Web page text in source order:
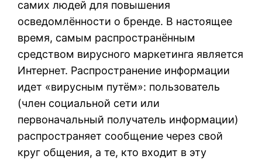
самих людей для повышения
осведомлённости о бренде. В настоящее
время, самым распространённым
средством вирусного маркетинга является
Интернет. Распространение информации
идет «вирусным путём»: пользователь
(член социальной сети или
первоначальный получатель информации)
распространяет сообщение через свой
круг общения, а те, кто входит в эту